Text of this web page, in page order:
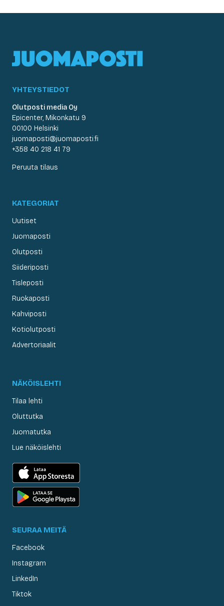
YHTEYSTIEDOT
Olutposti media Oy
Epicenter, Mikonkatu 9
00100 Helsinki
juomaposti@juomaposti.fi
+358 40 218 41 79
Peruuta tilaus
KATEGORIAT
Uutiset
Juomaposti
Olutposti
Siideriposti
Tisleposti
Ruokaposti
Kahviposti
Kotiolutposti
Advertoriaalit
NÄKÖISLEHTI
Tilaa lehti
Oluttutka
Juomatutka
Lue näköislehti
SEURAA MEITÄ
Facebook
Instagram
LinkedIn
Tiktok